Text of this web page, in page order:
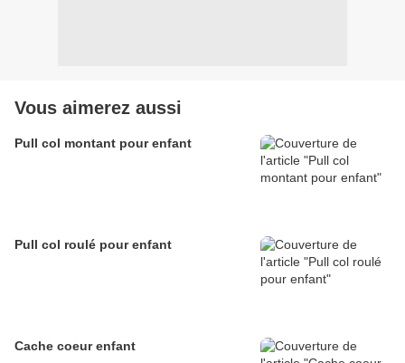
Vous aimerez aussi
Pull col montant pour enfant
Pull col roulé pour enfant
Cache coeur enfant